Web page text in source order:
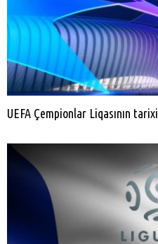
UEFA Çempionlar Liqasının tarixi